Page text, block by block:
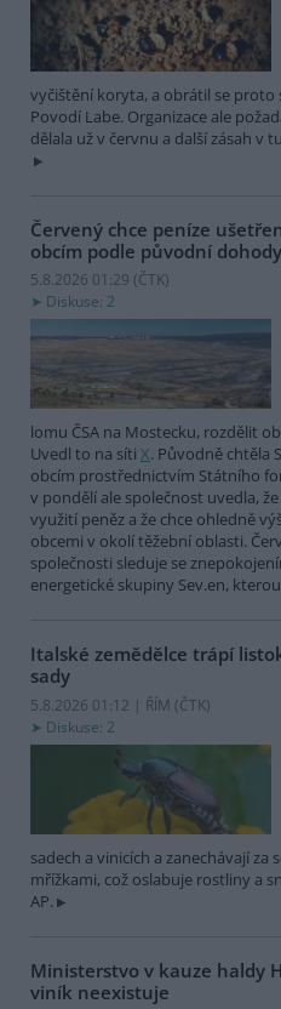
vyčištění koryta, a obrátil se proto
Povodí Labe. Organizace ale
dělala už v červnu a další zásah v
Červený chce peníze
obcím podle původní dohody
5.8.2026 01:29 (ČTK)
Diskuse: 2
lomu ČSA na Mostecku, rozdělit
Uvedl to na síti X. Původně chtěla
obcím prostřednictvím Státního
v pondělí ale společnost uvedla,
využití peněz a že chce ohledně
obcemi v okolí těžební oblasti.
společnosti sleduje se
energetické skupiny Sev.en,
Italské zemědělce trápí
sady
5.8.2026 01:12 | ŘÍM (ČTK)
Diskuse: 2
sadech a vinicích a zanechávají
mřížkami, což oslabuje rostliny a
AP.
Ministerstvo v kauze haldy
viník neexistuje